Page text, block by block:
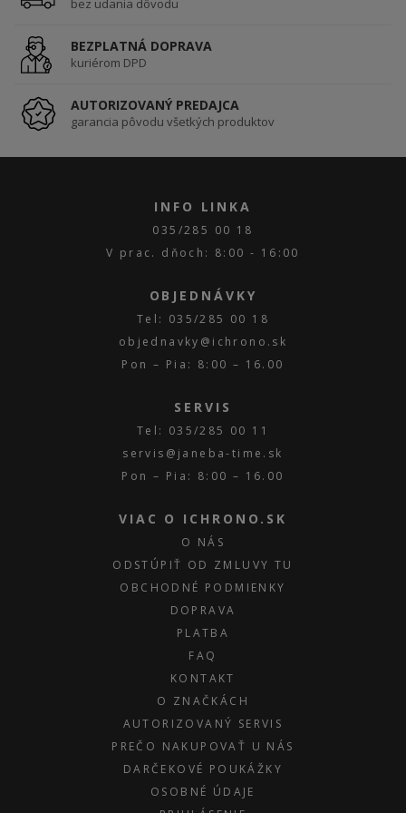
bez udania dôvodu
BEZPLATNÁ DOPRAVA
kuriérom DPD
AUTORIZOVANÝ PREDAJCA
garancia pôvodu všetkých produktov
INFO LINKA
035/285 00 18
V prac. dňoch: 8:00 - 16:00
OBJEDNÁVKY
Tel: 035/285 00 18
objednavky@ichrono.sk
Pon – Pia: 8:00 – 16.00
SERVIS
Tel: 035/285 00 11
servis@janeba-time.sk
Pon – Pia: 8:00 – 16.00
VIAC O ICHRONO.SK
O NÁS
ODSTÚPIŤ OD ZMLUVY TU
OBCHODNÉ PODMIENKY
DOPRAVA
PLATBA
FAQ
KONTAKT
O ZNAČKÁCH
AUTORIZOVANÝ SERVIS
PREČO NAKUPOVAŤ U NÁS
DARČEKOVÉ POUKÁŽKY
OSOBNÉ ÚDAJE